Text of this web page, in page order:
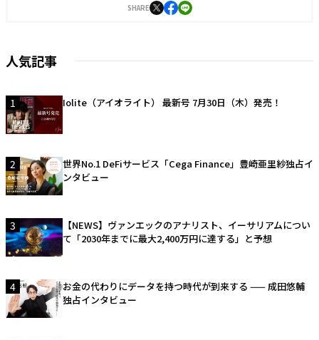
SHARE
人気記事
1 Iolite（アイオライト） 最新号 7月30日（木）発売！
2
世界No.1 DeFiサービス「Cega Finance」豊崎亜里紗独占イ
ンタビュー
3
【NEWS】ヴァンエックのアナリスト、イーサリアムについ
て「2030年までに最大2,400万円に達する」と予想
4
お金の代わりにデータを持つ時代が到来する —— 成田悠輔
独占インタビュー